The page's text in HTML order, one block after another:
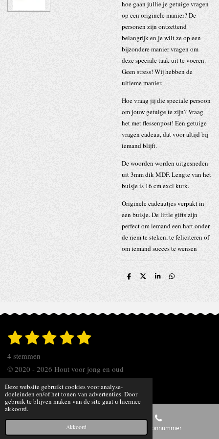
Deze website gebruikt cookies voor analyse-
doeleinden en/of het tonen van advertenties. Door
gebruik te blijven maken van de site gaat u hiermee
akkoord.
Akkoord
hoe gaan jullie je getuige vragen
op een originele manier? De
personen zijn ontzettend
belangrijk en je wilt ze op een
bijzondere manier vragen om
deze speciale taak uit te voeren.
Geen stress! Wij hebben de
ultieme manier.
Hoe vraag jij die speciale persoon
om jouw getuige te zijn? Vraag
het met flessenpost! Een getuige
vragen cadeau, dat voor altijd bij
iemand blijft.
De woorden worden uitgesneden
uit 3mm dik MDF. Lengte van het
buisje is 16 cm excl kurk.
Originele cadeautjes verpakt in
een buisje. De little gifts zijn
perfect om iemand een hart onder
de riem te steken, te feliciteren of
om iemand succes te wensen
D
D
S
D
R
i
n
g
1
s
t
e
r
2
s
t
e
r
r
e
3
t
e
r
r
e
4
t
e
r
r
e
5
t
e
r
r
e
S
m
n
4 stemmen
© 2020 - 2026 Hout voor jong en oud
Powered by JouwWeb
E-mailadres Telefoonnummer